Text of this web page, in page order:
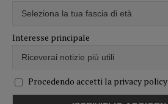
Interesse principale
Procedendo accetti la privacy policy